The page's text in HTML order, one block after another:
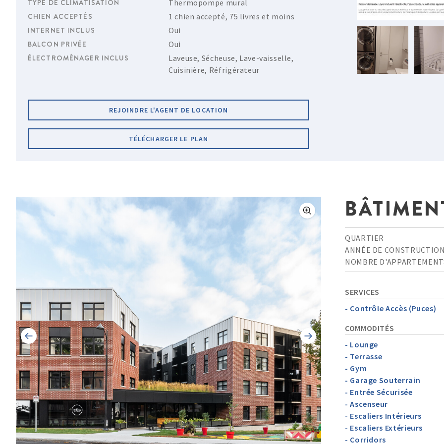
TYPE DE CLIMATISATION
Thermopompe mural
CHIEN ACCEPTÉS
1 chien accepté, 75 livres et moins
INTERNET INCLUS
Oui
BALCON PRIVÉE
Oui
ÉLECTROMÉNAGER INCLUS
Laveuse, Sécheuse, Lave-vaisselle,
Cuisinière, Réfrigérateur
REJOINDRE L'AGENT DE LOCATION
TÉLÉCHARGER LE PLAN
QUARTIER
ANNÉE DE
NOMBRE
SERVICES
- Contrôle Accès (Puces)
COMMODITÉS
- Lounge
- Terrasse
- Gym
- Garage Souterrain
- Entrée Sécurisée
- Ascenseur
- Escaliers Intérieurs
- Escaliers Extérieurs
- Corridors